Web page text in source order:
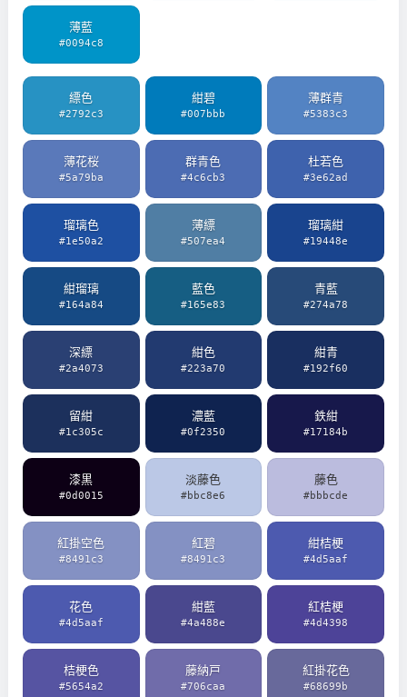
薄藍
#0094c8
縹色
#2792c3
紺碧
#007bbb
薄群青
#5383c3
薄花桜
#5a79ba
群青色
#4c6cb3
杜若色
#3e62ad
瑠璃色
#1e50a2
薄縹
#507ea4
瑠璃紺
#19448e
紺瑠璃
#164a84
藍色
#165e83
青藍
#274a78
深縹
#2a4073
紺色
#223a70
紺青
#192f60
留紺
#1c305c
濃藍
#0f2350
鉄紺
#17184b
漆黒
#0d0015
淡藤色
#bbc8e6
藤色
#bbbcde
紅掛空色
#8491c3
紅碧
#8491c3
紺桔梗
#4d5aaf
花色
#4d5aaf
紺藍
#4a488e
紅桔梗
#4d4398
桔梗色
#5654a2
藤納戸
#706caa
紅掛花色
#68699b